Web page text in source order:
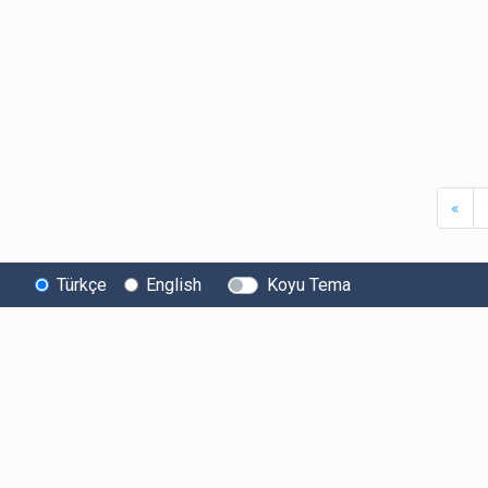
«
Türkçe English Koyu Tema